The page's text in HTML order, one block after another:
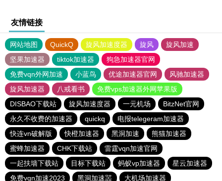
友情链接
网站地图 QuickQ 旋风加速度器 旋风
旋风加速
坚果加速器
tiktok加速器
狗急加速器官网
免费vqn外网加速
小蓝鸟 优途加速器官网
风驰加速器
旋风加速器
八戒看书
免费vps加速器外网苹果版
DISBAO下载站
旋风加速度器 一元机场
BitzNet官网
永久不收费的加速器
quickq
电报telegeram加速器
快连vn破解版
快橙加速器 黑洞加速
熊猫加速器
蜜蜂加速器
CHK下载站
雷霆vqn加速官网
一起扶墙下载站
目标下载站 蚂蚁vp加速器
星云加速器
免费vqn加速2023
黑洞加速噐 大机场加速器